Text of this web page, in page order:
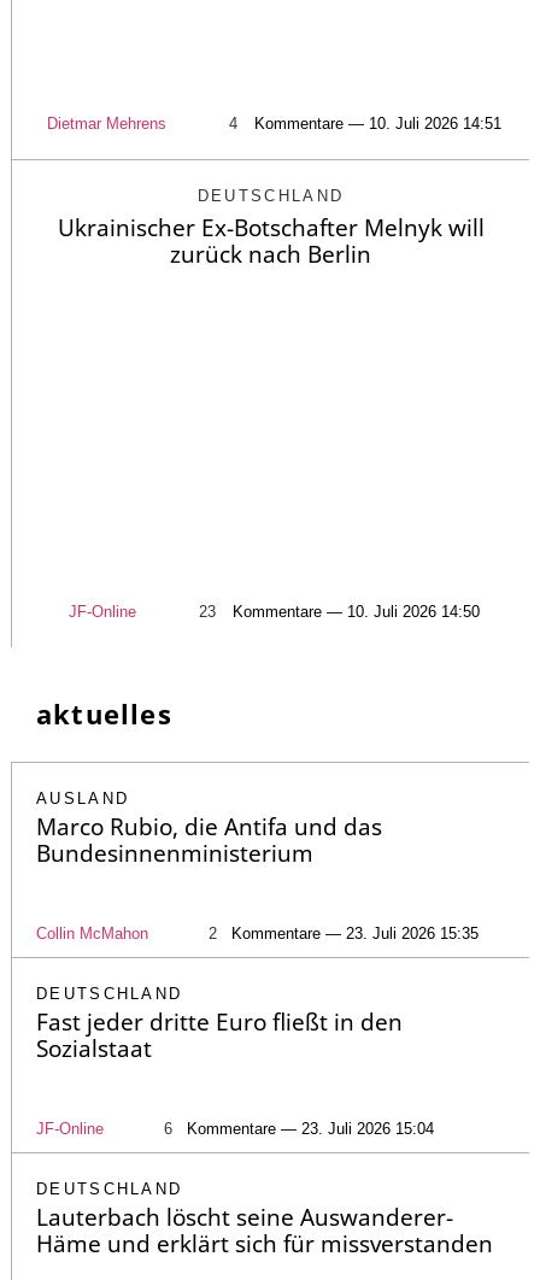
Dietmar Mehrens 4 Kommentare — 10. Juli 2026 14:51
DEUTSCHLAND
Ukrainischer Ex-Botschafter Melnyk will
zurück nach Berlin
JF-Online 23 Kommentare — 10. Juli 2026 14:50
aktuelles
AUSLAND
Marco Rubio, die Antifa und das
Bundesinnenministerium
Collin McMahon 2 Kommentare — 23. Juli 2026 15:35
DEUTSCHLAND
Fast jeder dritte Euro fließt in den
Sozialstaat
JF-Online 6 Kommentare — 23. Juli 2026 15:04
DEUTSCHLAND
Lauterbach löscht seine Auswanderer-
Häme und erklärt sich für missverstanden